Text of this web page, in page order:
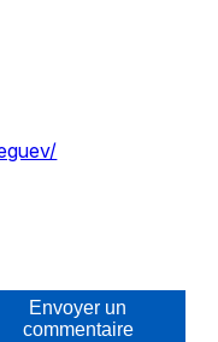
Envoyer un
commentaire